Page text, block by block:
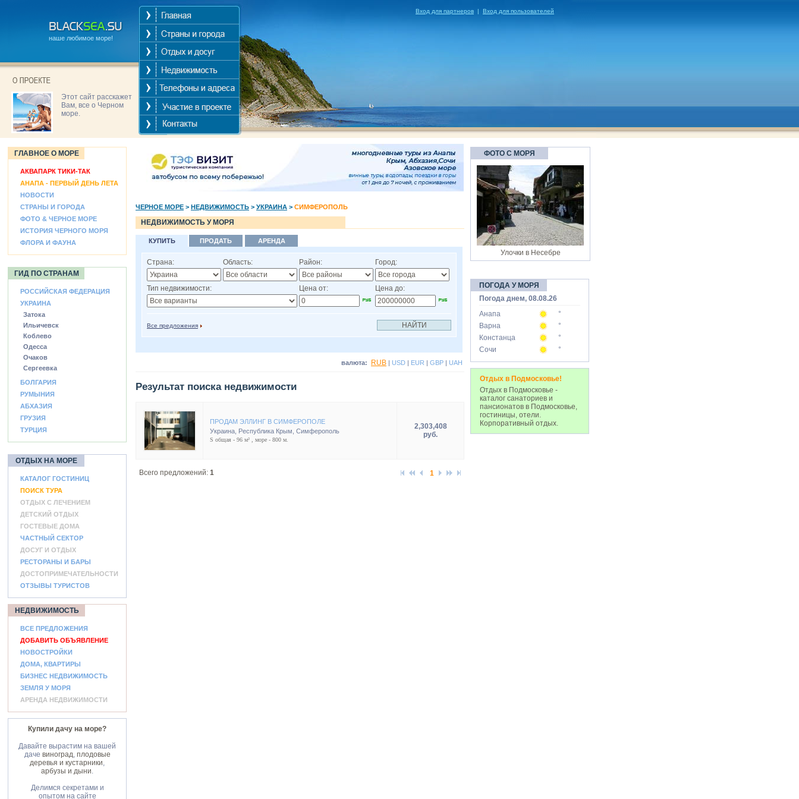
наше любимое море!
Этот сайт расскажет
Вам, все о Черном
море.
Вход для партнеров | Вход для пользователей
ГЛАВНОЕ О МОРЕ
АКВАПАРК ТИКИ-ТАК
АНАПА - ПЕРВЫЙ ДЕНЬ ЛЕТА
НОВОСТИ
СТРАНЫ И ГОРОДА
ФОТО & ЧЕРНОЕ МОРЕ
ИСТОРИЯ ЧЕРНОГО МОРЯ
ФЛОРА И ФАУНА
ГИД ПО СТРАНАМ
РОССИЙСКАЯ ФЕДЕРАЦИЯ
УКРАИНА
Затока
Ильичевск
Коблево
Одесса
Очаков
Сергеевка
БОЛГАРИЯ
РУМЫНИЯ
АБХАЗИЯ
ГРУЗИЯ
ТУРЦИЯ
ОТДЫХ НА МОРЕ
КАТАЛОГ ГОСТИНИЦ
ПОИСК ТУРА
ОТДЫХ С ЛЕЧЕНИЕМ
ДЕТСКИЙ ОТДЫХ
ГОСТЕВЫЕ ДОМА
ЧАСТНЫЙ СЕКТОР
ДОСУГ И ОТДЫХ
РЕСТОРАНЫ И БАРЫ
ДОСТОПРИМЕЧАТЕЛЬНОСТИ
ОТЗЫВЫ ТУРИСТОВ
НЕДВИЖИМОСТЬ
ВСЕ ПРЕДЛОЖЕНИЯ
ДОБАВИТЬ ОБЪЯВЛЕНИЕ
НОВОСТРОЙКИ
ДОМА, КВАРТИРЫ
БИЗНЕС НЕДВИЖИМОСТЬ
ЗЕМЛЯ У МОРЯ
АРЕНДА НЕДВИЖИМОСТИ
Купили дачу на море?
Давайте вырастим на вашей
даче виноград, плодовые
деревья и кустарники,
арбузы и дыни.
Делимся секретами и
опытом на сайте
ЧЕРНОЕ МОРЕ > НЕДВИЖИМОСТЬ > УКРАИНА > СИМФЕРОПОЛЬ
НЕДВИЖИМОСТЬ У МОРЯ
КУПИТЬ ПРОДАТЬ АРЕНДА
Страна: Область: Район: Город:
Тип недвижимости: Цена от: Цена до:
Все предложения
валюта: RUB | USD | EUR | GBP | UAH
Результат поиска недвижимости
ПРОДАМ ЭЛЛИНГ В СИМФЕРОПОЛЕ
Украина Республика Крым Симферополь
S общая - 96 м² , море - 800 м.
2,303,408
руб.
Всего предложений: 1 1
ФОТО С МОРЯ
Улочки в Несебре
ПОГОДА У МОРЯ
Погода днем, 08.08.26
Анапа
°
Варна
°
Констанца
°
Сочи
°
Отдых в Подмосковье!
Отдых в Подмосковье -
каталог санаториев и
пансионатов в Подмосковье,
гостиницы, отели.
Корпоративный отдых.